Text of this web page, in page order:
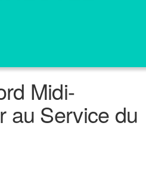
Midi-
au Service du